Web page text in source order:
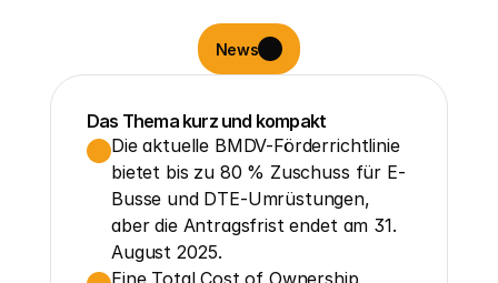
News
Das Thema kurz und kompakt
Die aktuelle BMDV-Förderrichtlinie
bietet bis zu 80 % Zuschuss für E-
Busse und DTE-Umrüstungen,
aber die Antragsfrist endet am 31.
August 2025.
Eine Total Cost of Ownership